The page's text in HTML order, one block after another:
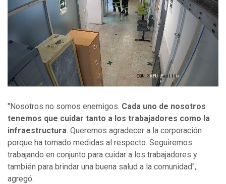
"Nosotros no somos enemigos. Cada uno de nosotros
tenemos que cuidar tanto a los trabajadores como la
infraestructura. Queremos agradecer a la corporación
porque ha tomado medidas al respecto. Seguiremos
trabajando en conjunto para cuidar a los trabajadores y
también para brindar una buena salud a la comunidad",
agregó.